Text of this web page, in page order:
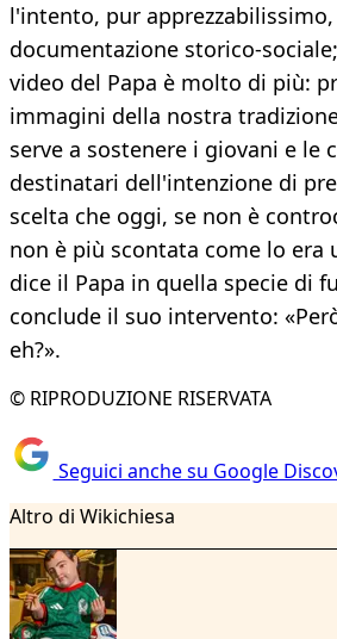
l'intento, pur
documentazione storico-
video del Papa è molto di più:
immagini della nostra
serve a sostenere i giovani e le
destinatari dell'intenzione di
scelta che oggi, se non è
non è più scontata come lo era
dice il Papa in quella specie di
conclude il suo intervento:
eh?».
© RIPRODUZIONE RISERVATA
Seguici anche su Google
Altro di Wikichiesa